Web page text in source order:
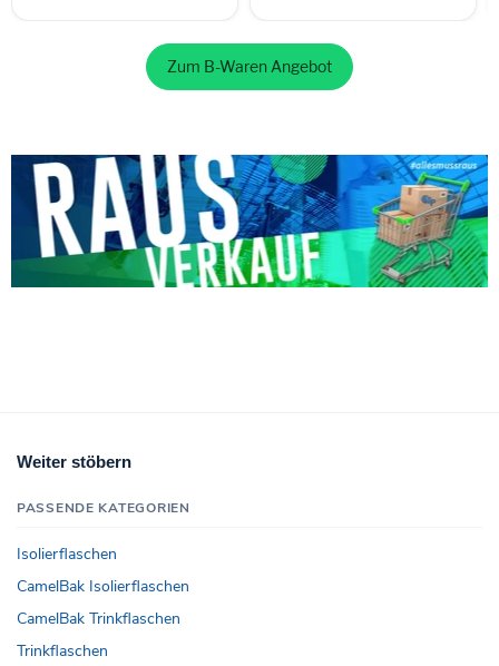
Zum B-Waren Angebot
Weiter stöbern
PASSENDE KATEGORIEN
Isolierflaschen
CamelBak Isolierflaschen
CamelBak Trinkflaschen
Trinkflaschen